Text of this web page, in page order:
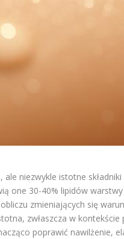
ale niezwykle istotne
one 30-40% lipidów
zmieniających się
zwłaszcza w
poprawić nawilżenie,